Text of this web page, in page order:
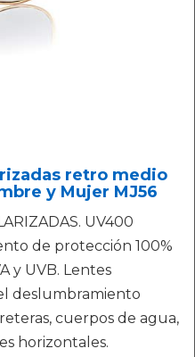
retro medio
y Mujer MJ56
UV400
de protección 100%
y UVB. Lentes
deslumbramiento
cuerpos de agua,
horizontales.